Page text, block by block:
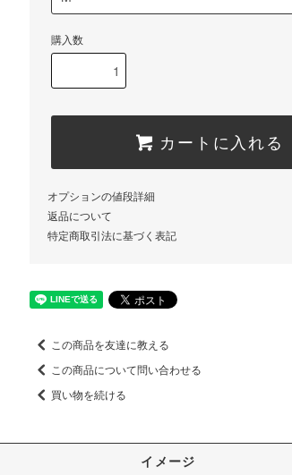
購入数
カートに入れる
オプションの値段詳細
返品について
特定商取引法に基づく表記
この商品を友達に教える
この商品について問い合わせる
買い物を続ける
イメージ